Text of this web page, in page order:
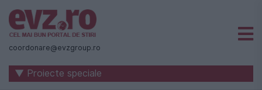
Știri
naționale
internaționale
coordonare@evzgroup.ro
▼ Proiecte speciale